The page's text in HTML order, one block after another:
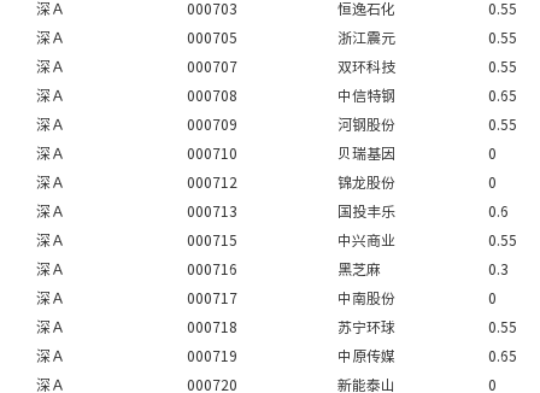
深Ａ
000703 恒逸石化
0.55
深Ａ
000705 浙江震元
0.55
深Ａ
000707 双环科技
0.55
深Ａ
000708 中信特钢
0.65
深Ａ
000709 河钢股份
0.55
深Ａ
000710 贝瑞基因
0
深Ａ
000712 锦龙股份
0
深Ａ
000713 国投丰乐
0.6
深Ａ
000715 中兴商业
0.55
深Ａ
000716 黑芝麻
0.3
深Ａ
000717 中南股份
0
深Ａ
000718 苏宁环球
0.55
深Ａ
000719 中原传媒
0.65
深Ａ
000720 新能泰山
0